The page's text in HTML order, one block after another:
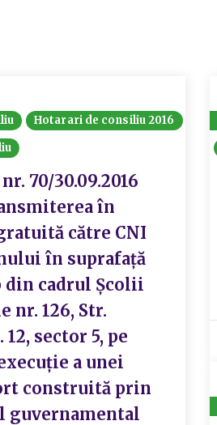
Hotarari de consiliu 2016
70/30.09.2016
în
către CNI
în suprafață
din cadrul Școlii
nr. 126, Str.
sector 5, pe
a unei
construită prin
guvernamental